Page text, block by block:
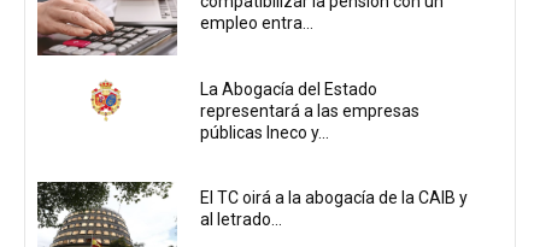
empleo entra...
La Abogacía del Estado
representará a las empresas
públicas Ineco y...
El TC oirá a la abogacía de la CAIB y
al letrado...